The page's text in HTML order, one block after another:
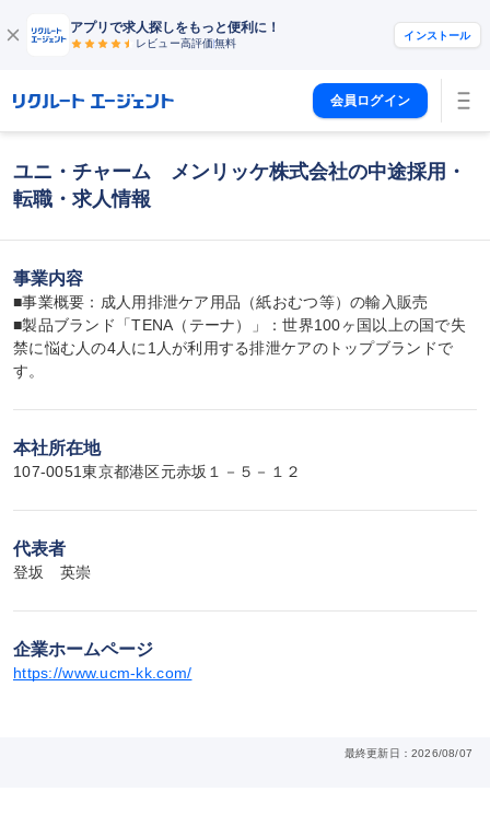
アプリで求人探しをもっと便利に！
レビュー高評価無料
インストール
会員ログイン
ユニ・チャーム メンリッケ株式会社の中途採用・
転職・求人情報
事業内容
■事業概要：成人用排泄ケア用品（紙おむつ等）の輸入販売
■製品ブランド「TENA（テーナ）」：世界100ヶ国以上の国で失
禁に悩む人の4人に1人が利用する排泄ケアのトップブランドで
す。
本社所在地
107-0051東京都港区元赤坂１－５－１２
代表者
登坂　英崇
企業ホームページ
https://www.ucm-kk.com/
最終更新日：2026/08/07